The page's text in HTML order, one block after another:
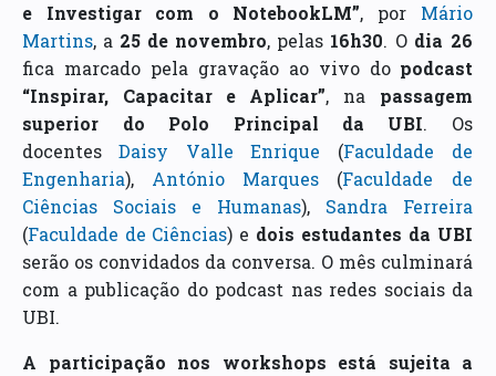
e Investigar com o NotebookLM”, por Mário
Martins, a 25 de novembro, pelas 16h30. O dia 26
fica marcado pela gravação ao vivo do podcast
“Inspirar, Capacitar e Aplicar”, na passagem
superior do Polo Principal da UBI. Os
docentesDaisy Valle Enrique (Faculdade de
Engenharia), António Marques (Faculdade de
Ciências Sociais e Humanas), Sandra Ferreira
(Faculdade de Ciências) e dois estudantes da UBI
serão os convidados da conversa. O mês culminará
com a publicação do podcast nas redes sociais da
UBI.
A participação nos workshops está sujeita a